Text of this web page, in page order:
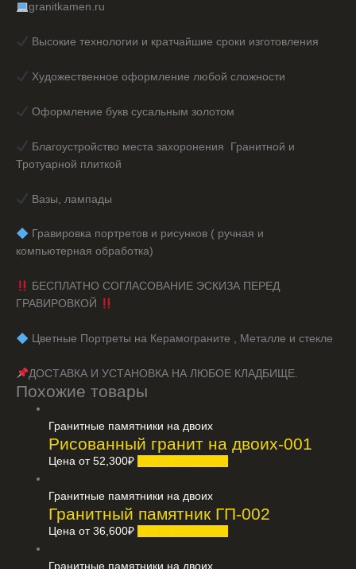
granitkamen.ru
Высокие технологии и кратчайшие сроки изготовления
Художественное оформление любой сложности
Оформление букв сусальным золотом
Благоустройство места захоронения Гранитной и
Тротуарной плиткой
Вазы, лампады
️ Гравировка портретов и рисунков ( ручная и
компьютерная обработка)
БЕСПЛАТНО СОГЛАСОВАНИЕ ЭСКИЗА ПЕРЕД
ГРАВИРОВКОЙ
️ Цветные Портреты на Керамограните , Металле и стекле
ДОСТАВКА И УСТАНОВКА НА ЛЮБОЕ КЛАДБИЩЕ.
Похожие товары
Гранитные памятники на двоих
Рисованный гранит на двоих-001
Цена от52,300₽
Гранитные памятники на двоих
Гранитный памятник ГП-002
Цена от36,600₽
Гранитные памятники на двоих